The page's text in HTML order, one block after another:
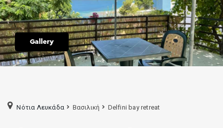
Gallery
Νότια Λευκάδα Βασιλική Delfini bay retreat